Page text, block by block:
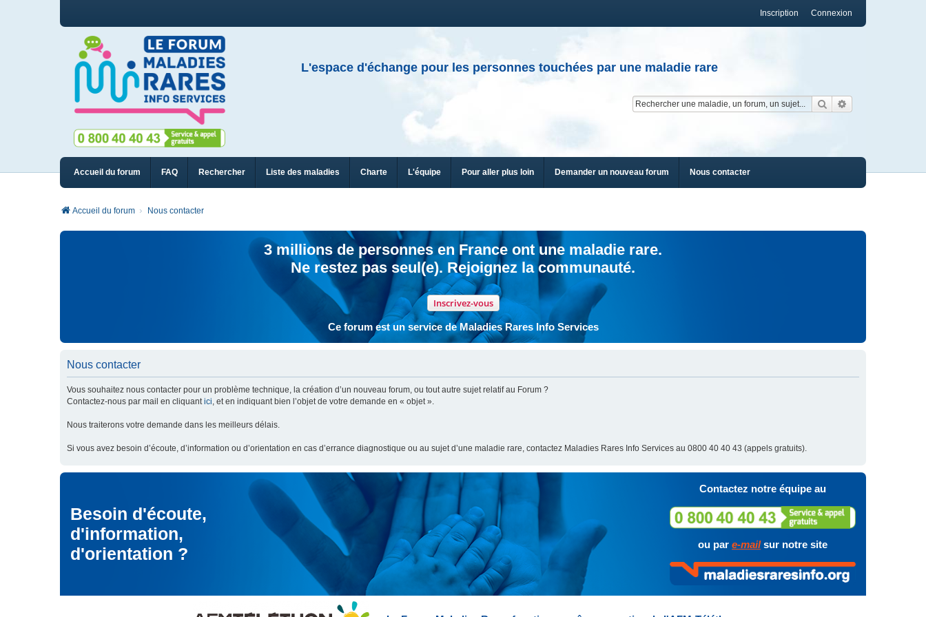
Connexion
Inscription
L'espace d'échange pour les personnes touchées par une maladie rare
Rechercher
Accueil du forum FAQ Rechercher Liste des maladies Charte L'équipe Pour aller plus loin Demander un nouveau forum Nous contacter
Accueil du forum Nous contacter
3 millions de personnes en France ont une maladie rare.
Ne restez pas seul(e). Rejoignez la communauté.
Inscrivez-vous
Ce forum est un service de Maladies Rares Info Services
Nous contacter
Vous souhaitez nous contacter pour un problème technique, la création d’un nouveau forum, ou tout autre sujet relatif au Forum ?
Contactez-nous par mail en cliquantici, et en indiquant bien l’objet de votre demande en « objet ».
Nous traiterons votre demande dans les meilleurs délais.
Si vous avez besoin d’écoute, d’information ou d’orientation en cas d’errance diagnostique ou au sujet d’une maladie rare, contactez Maladies Rares Info Services au 0800 40 40 43 (appels gratuits).
Besoin d'écoute,
d'information,
d'orientation ?
Contactez notre équipe au
ou par e-mailsur notre site